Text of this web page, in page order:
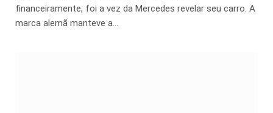
financeiramente, foi a vez da Mercedes revelar seu carro. A
marca alemã manteve a…